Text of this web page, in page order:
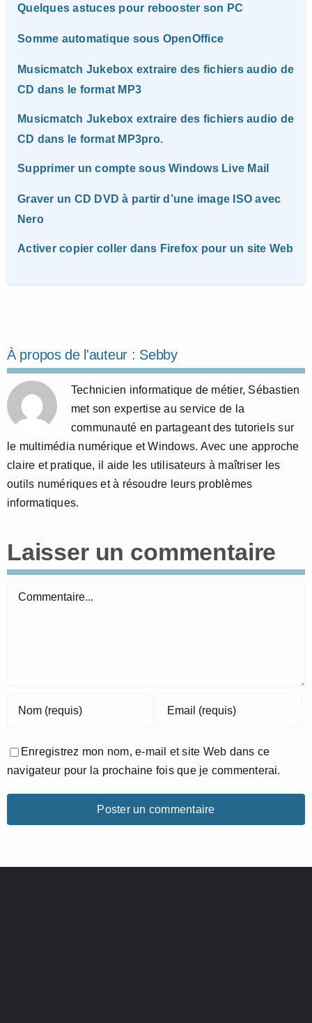
Quelques astuces pour rebooster son PC
Somme automatique sous OpenOffice
Musicmatch Jukebox extraire des fichiers audio de
CD dans le format MP3
Musicmatch Jukebox extraire des fichiers audio de
CD dans le format MP3pro.
Supprimer un compte sous Windows Live Mail
Graver un CD DVD à partir d’une image ISO avec
Nero
Activer copier coller dans Firefox pour un site Web
À propos de l'auteur : Sebby
Technicien informatique de métier, Sébastien
met son expertise au service de la
communauté en partageant des tutoriels sur
le multimédia numérique et Windows. Avec une approche
claire et pratique, il aide les utilisateurs à maîtriser les
outils numériques et à résoudre leurs problèmes
informatiques.
Laisser un commentaire
Commentaire
Enregistrez mon nom, e-mail et site Web dans ce
navigateur pour la prochaine fois que je commenterai.